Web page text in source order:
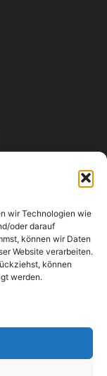
wir Technologien wie
oder darauf
können wir Daten
Website verarbeiten.
können
werden.